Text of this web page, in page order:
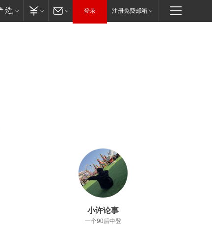
登录 注册免费邮箱
小许论事
一个90后中登